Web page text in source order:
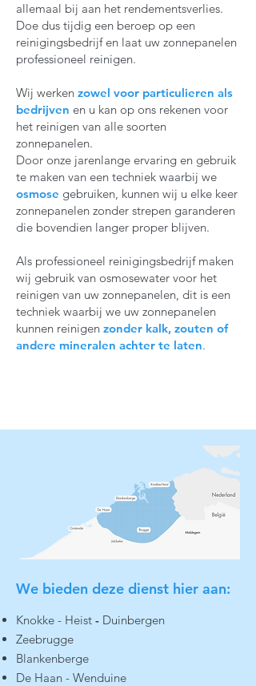
allemaal bij aan het rendementsverlies.
Doe dus tijdig een beroep op een
reinigingsbedrijf en laat uw zonnepanelen
professioneel reinigen.
Wij werken zowel voor particulieren als
bedrijven en u kan op ons rekenen voor
het reinigen van alle soorten
zonnepanelen.
Door onze jarenlange ervaring en gebruik
te maken van een techniek waarbij we
osmose gebruiken, kunnen wij u elke keer
zonnepanelen zonder strepen garanderen
die bovendien langer proper blijven.
Als professioneel reinigingsbedrijf maken
wij gebruik van osmosewater voor het
reinigen van uw zonnepanelen, dit is een
techniek waarbij we uw zonnepanelen
kunnen reinigen zonder kalk, zouten of
andere mineralen achter te laten.
We bieden deze dienst hier aan:
Knokke - Heist - Duinbergen
Zeebrugge
Blankenberge
De Haan - Wenduine